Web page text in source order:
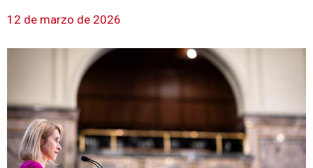
12 de marzo de 2026